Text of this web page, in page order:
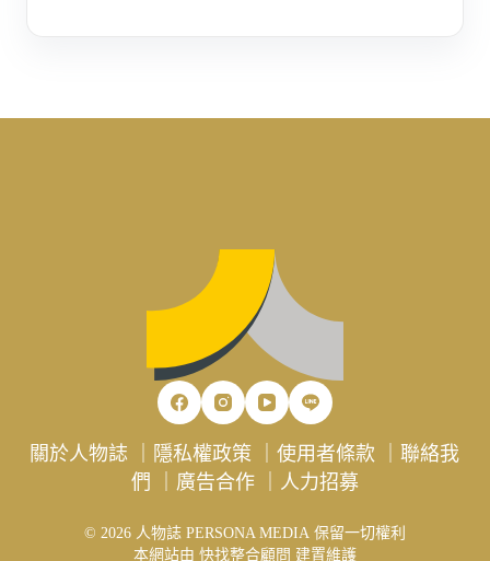
關於人物誌 隱私權政策 ｜使用者條款 ｜聯絡我
們
廣告合作｜ 人力招募
© 2026 人物誌 PERSONA MEDIA 保留一切權利
本網站由 快找整合顧問 建置維護